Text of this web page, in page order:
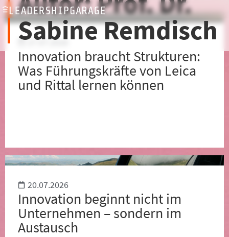
Sabine Remdisch
27.07.2026
Innovation braucht Strukturen:
Was Führungskräfte von Leica
und Rittal lernen können
20.07.2026
Innovation beginnt nicht im
Unternehmen – sondern im
Austausch